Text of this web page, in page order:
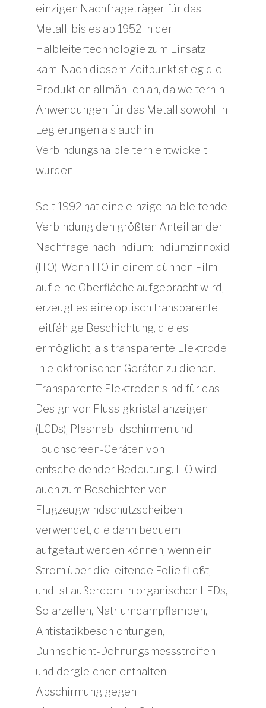
einzigen Nachfrageträger für das
Metall, bis es ab 1952 in der
Halbleitertechnologie zum Einsatz
kam. Nach diesem Zeitpunkt stieg die
Produktion allmählich an, da weiterhin
Anwendungen für das Metall sowohl in
Legierungen als auch in
Verbindungshalbleitern entwickelt
wurden.
Seit 1992 hat eine einzige halbleitende
Verbindung den größten Anteil an der
Nachfrage nach Indium: Indiumzinnoxid
(ITO). Wenn ITO in einem dünnen Film
auf eine Oberfläche aufgebracht wird,
erzeugt es eine optisch transparente
leitfähige Beschichtung, die es
ermöglicht, als transparente Elektrode
in elektronischen Geräten zu dienen.
Transparente Elektroden sind für das
Design von Flüssigkristallanzeigen
(LCDs), Plasmabildschirmen und
Touchscreen-Geräten von
entscheidender Bedeutung. ITO wird
auch zum Beschichten von
Flugzeugwindschutzscheiben
verwendet, die dann bequem
aufgetaut werden können, wenn ein
Strom über die leitende Folie fließt,
und ist außerdem in organischen LEDs,
Solarzellen, Natriumdampflampen,
Antistatikbeschichtungen,
Dünnschicht-Dehnungsmessstreifen
und dergleichen enthalten
Abschirmung gegen